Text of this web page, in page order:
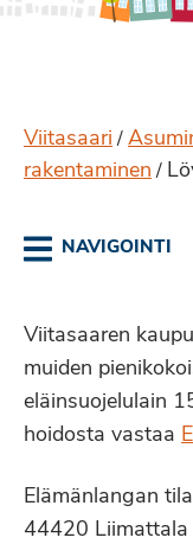
Viitasaari /
rakentaminen /
NAVIGOINTI
Viitasaaren
muiden
eläinsuojelulain
hoidosta vastaa
Elämänlangan
44420 Liimattala